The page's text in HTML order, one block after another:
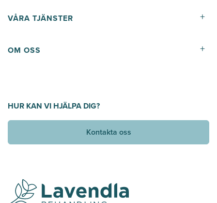
VÅRA TJÄNSTER +
OM OSS +
HUR KAN VI HJÄLPA DIG?
Kontakta oss